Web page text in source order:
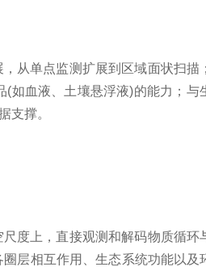
从单点监测扩展到区域面状扫描
如血液、土壤悬浮液)的能力；与
支撑。
上，直接观测和解码物质循环
层相互作用、生态系统功能以及